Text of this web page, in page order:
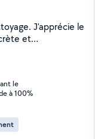
le
et
le
à 100%